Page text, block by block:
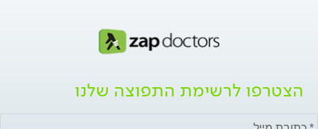
הצטרפו לרשימת התפוצה שלנו